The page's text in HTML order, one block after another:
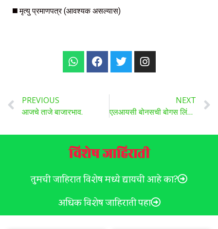
◼️ मृत्यु प्रमाणपत्र (आवश्यक असल्यास)
PREVIOUS
आजचे ताजे बाजारभाव.
NEXT
एलआयसी बोनसची बोगस लिंक अनोळखी मोबाइल क्रमांकावरून पाठवली जाते ,ओपन कराल तर खाते होईल रिकामे, वाचा सविस्तर ..
विशेष जाहिराती
तुमची जाहिरात विशेष मध्ये द्यायची आहे का?
अधिक विशेष जाहिराती पहा